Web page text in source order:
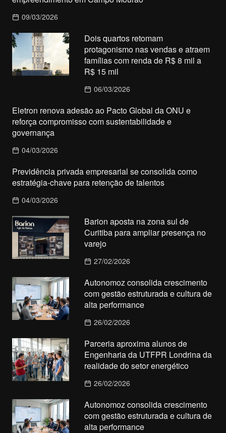
09/03/2026
Dois quartos retomam
protagonismo nas vendas e atraem
famílias com renda de R$ 8 mil a
R$ 15 mil
06/03/2026
Eletron renova adesão ao Pacto Global da ONU e
reforça compromisso com sustentabilidade e
governança
04/03/2026
Previdência privada empresarial se consolida como
estratégia-chave para retenção de talentos
04/03/2026
Barion aposta na zona sul de
Curitiba para ampliar presença no
varejo
27/02/2026
Autonomoz consolida crescimento
com gestão estruturada e cultura de
alta performance
26/02/2026
Parceria aproxima alunos de
Engenharia da UTFPR Londrina da
realidade do setor energético
26/02/2026
Autonomoz consolida crescimento
com gestão estruturada e cultura de
alta performance